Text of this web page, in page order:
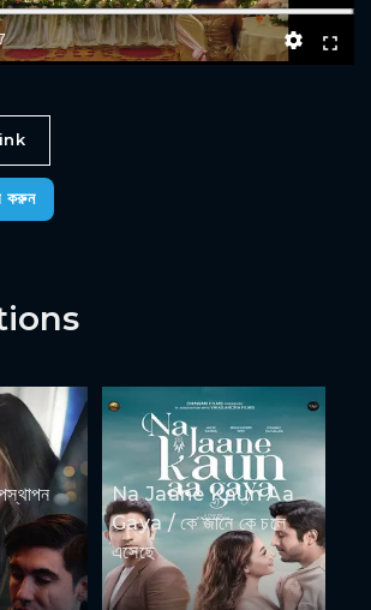
করুন
Na Jaane Kaun Aa
Gaya / কে জানে কে চলে
এসেছে